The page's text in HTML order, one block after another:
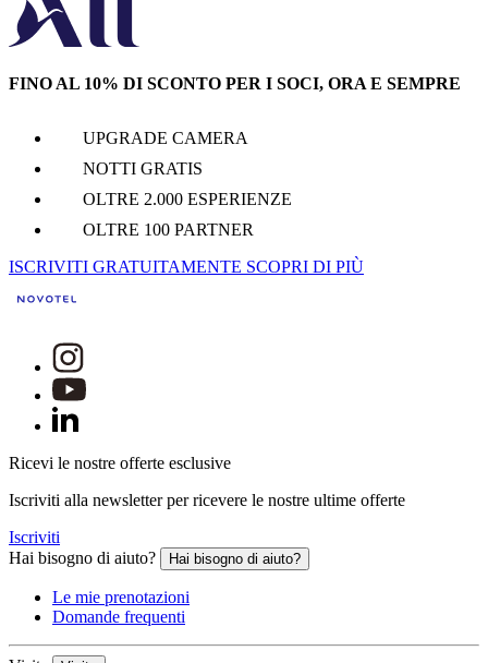
FINO AL 10% DI SCONTO PER I SOCI, ORA E SEMPRE
UPGRADE CAMERA
NOTTI GRATIS
OLTRE 2.000 ESPERIENZE
OLTRE 100 PARTNER
ISCRIVITI GRATUITAMENTE SCOPRI DI PIÙ
Ricevi le nostre offerte esclusive
Iscriviti alla newsletter per ricevere le nostre ultime offerte
Iscriviti
Hai bisogno di aiuto?
Hai bisogno di aiuto?
Le mie prenotazioni
Domande frequenti